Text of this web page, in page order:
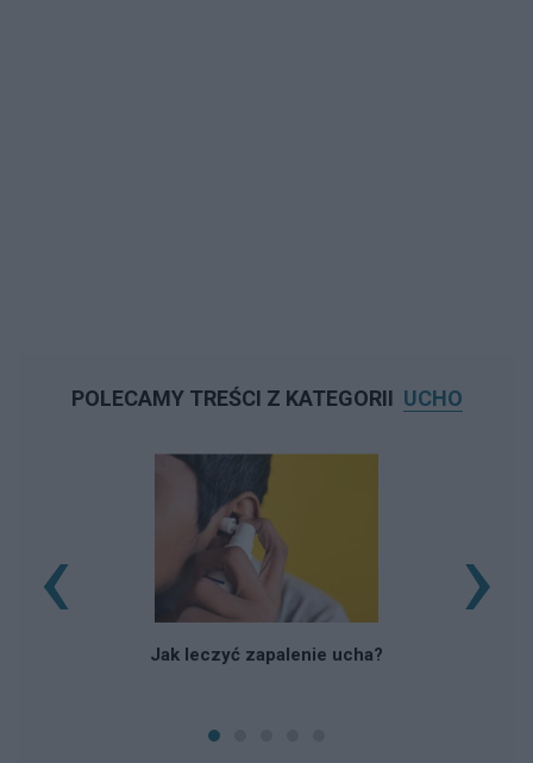
POLECAMY TREŚCI Z KATEGORII UCHO
Jak leczyć zapalenie ucha?
‹ ›